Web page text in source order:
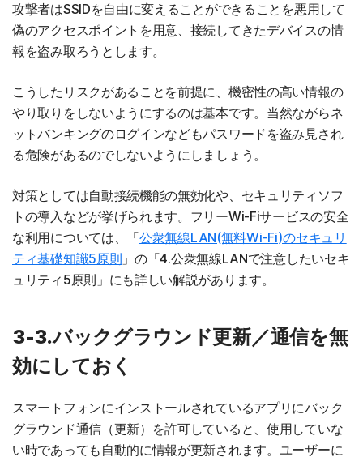
攻撃者はSSIDを自由に変えることができることを悪用して
偽のアクセスポイントを用意、接続してきたデバイスの情
報を盗み取ろうとします。
こうしたリスクがあることを前提に、機密性の高い情報の
やり取りをしないようにするのは基本です。当然ながらネ
ットバンキングのログインなどもパスワードを盗み見され
る危険があるのでしないようにしましょう。
対策としては自動接続機能の無効化や、セキュリティソフ
トの導入などが挙げられます。フリーWi-Fiサービスの安全
な利用については、「公衆無線LAN(無料Wi-Fi)のセキュリ
ティ基礎知識5原則 」の「4.公衆無線LANで注意したいセキ
ュリティ5原則」にも詳しい解説があります。
3-3.バックグラウンド更新／通信を無
効にしておく
スマートフォンにインストールされているアプリにバック
グラウンド通信（更新）を許可していると、使用していな
い時であっても自動的に情報が更新されます。ユーザーに